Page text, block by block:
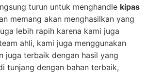
turun untuk menghandle kipas
memang akan menghasilkan yang
lebih rapih karena kami juga
ahli, kami juga menggunakan
juga terbaik dengan hasil yang
tunjang dengan bahan terbaik,